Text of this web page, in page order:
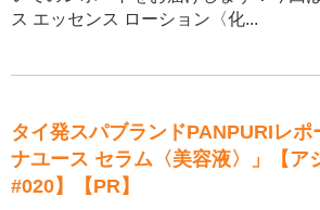
ス エッセンス ローション〈化...
タイ発スパブランドPANPURIレ
ナユース セラム〈美容液〉」【ア
#020】【PR】